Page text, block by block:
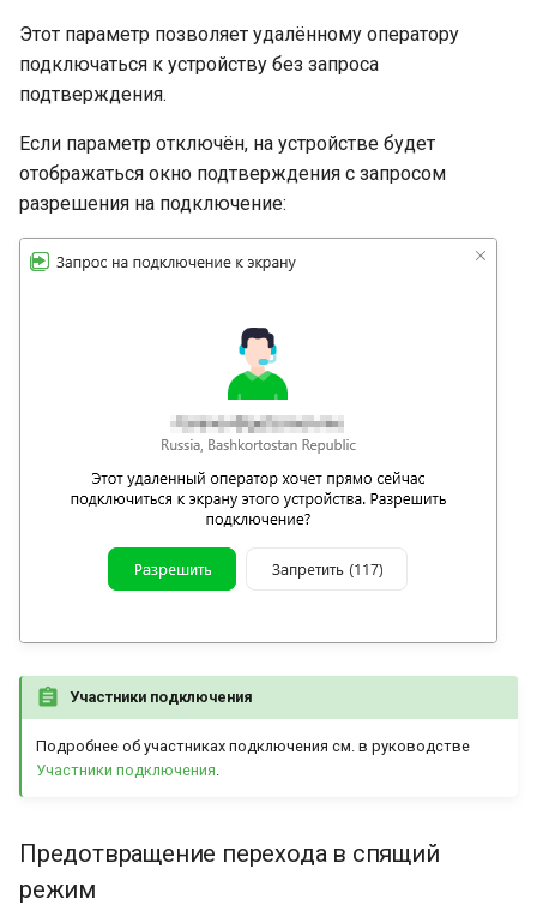
Этот параметр позволяет удалённому оператору
подключаться к устройству без запроса
подтверждения.
Если параметр отключён, на устройстве будет
отображаться окно подтверждения с запросом
разрешения на подключение:
Участники подключения
Подробнее об участниках подключения см. в руководстве
Участники подключения
Предотвращение перехода в спящий
режим